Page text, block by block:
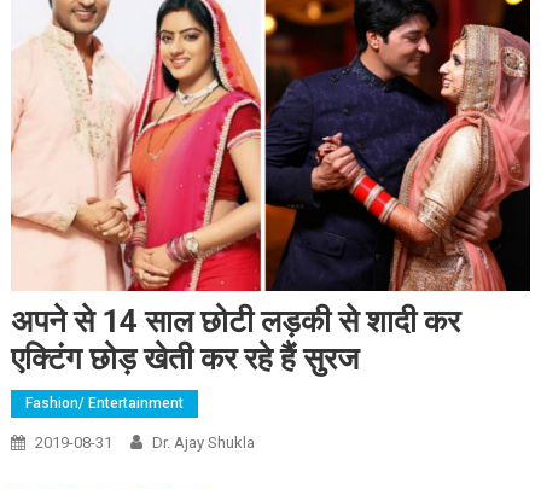
अपने से 14 साल छोटी लड़की से शादी कर
एक्टिंग छोड़ खेती कर रहे हैं सुरज
Fashion/ Entertainment
2019-08-31 Dr. Ajay Shukla